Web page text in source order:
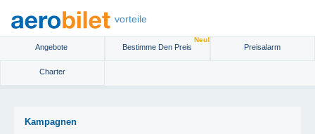
vorteile
Angebote Bestimme Den Preis
Neu!
Preisalarm
Charter
Kampagnen